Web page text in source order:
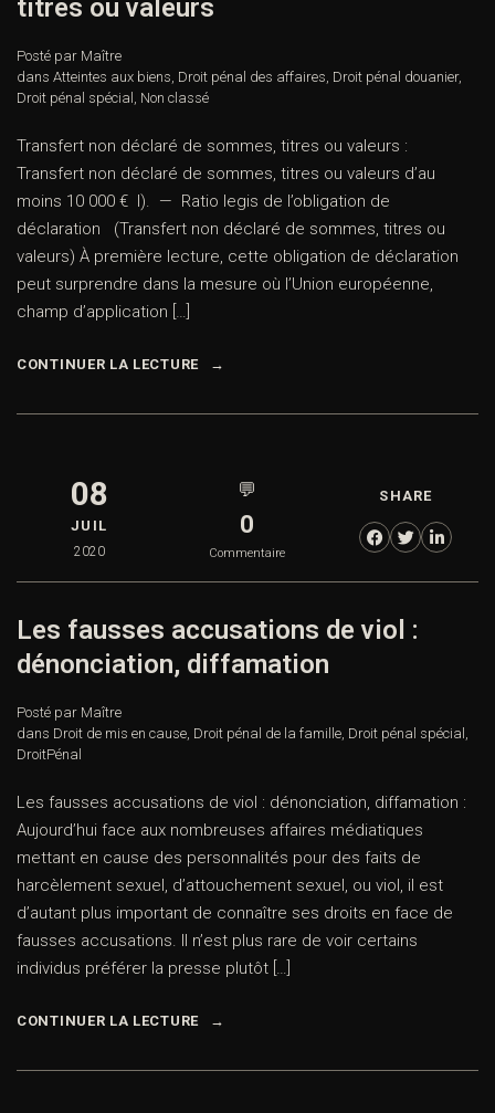
titres ou valeurs
Posté par Maître
dans Atteintes aux biens, Droit pénal des affaires, Droit pénal douanier,
Droit pénal spécial , Non classé
Transfert non déclaré de sommes, titres ou valeurs :
Transfert non déclaré de sommes, titres ou valeurs d’au
moins 10 000 € I). — Ratio legis de l’obligation de
déclaration (Transfert non déclaré de sommes, titres ou
valeurs) À première lecture, cette obligation de déclaration
peut surprendre dans la mesure où l’Union européenne,
champ d’application […]
CONTINUER LA LECTURE
08
JUIL
2020
💬
0
Commentaire
SHARE
Les fausses accusations de viol :
dénonciation, diffamation
Posté par Maître
dans Droit de mis en cause, Droit pénal de la famille, Droit pénal spécial ,
DroitPénal
Les fausses accusations de viol : dénonciation, diffamation :
Aujourd’hui face aux nombreuses affaires médiatiques
mettant en cause des personnalités pour des faits de
harcèlement sexuel, d’attouchement sexuel, ou viol, il est
d’autant plus important de connaître ses droits en face de
fausses accusations. Il n’est plus rare de voir certains
individus préférer la presse plutôt […]
CONTINUER LA LECTURE